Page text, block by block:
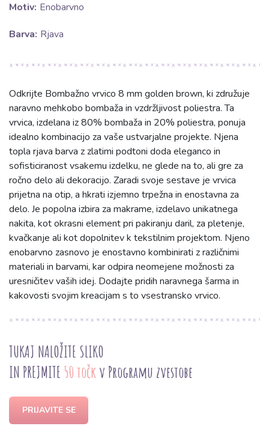
Motiv: Enobarvno
Barva: Rjava
Odkrijte Bombažno vrvico 8 mm golden brown, ki združuje
naravno mehkobo bombaža in vzdržljivost poliestra. Ta
vrvica, izdelana iz 80% bombaža in 20% poliestra, ponuja
idealno kombinacijo za vaše ustvarjalne projekte. Njena
topla rjava barva z zlatimi podtoni doda eleganco in
sofisticiranost vsakemu izdelku, ne glede na to, ali gre za
ročno delo ali dekoracijo. Zaradi svoje sestave je vrvica
prijetna na otip, a hkrati izjemno trpežna in enostavna za
delo. Je popolna izbira za makrame, izdelavo unikatnega
nakita, kot okrasni element pri pakiranju daril, za pletenje,
kvačkanje ali kot dopolnitev k tekstilnim projektom. Njeno
enobarvno zasnovo je enostavno kombinirati z različnimi
materiali in barvami, kar odpira neomejene možnosti za
uresničitev vaših idej. Dodajte pridih naravnega šarma in
kakovosti svojim kreacijam s to vsestransko vrvico.
TUKAJ NALOŽITE SLIKO
IN PREJMITE 50 točk v Programu zvestobe
PRIJAVITE SE